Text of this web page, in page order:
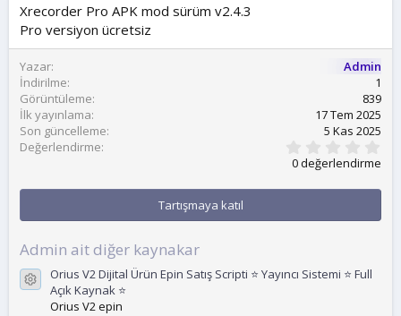
m
a
t
i
Xrecorder Pro APK mod sürüm v2.4.3
Pro versiyon ücretsiz
Yazar
Admin
İndirilme
1
Görüntüleme
839
İlk yayınlama
17 Tem 2025
Son güncelleme
5 Kas 2025
Değerlendirme
0
l
0 değerlendirme
Tartışmaya katıl
Admin ait diğer kaynakar
Kaynak ikonu
Orius V2 Dijital Ürün Epin Satış Scripti ⭐ Yayıncı Sistemi ⭐ Full
Açık Kaynak ⭐
Orius V2 epin